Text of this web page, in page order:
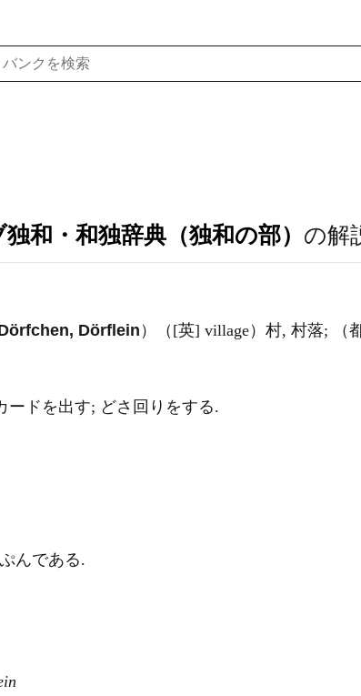
和・和独辞典（独和の部） の解
Dörflein ）（[英] village）村, 村落; （
ードを出す; どさ回りをする.
んである.